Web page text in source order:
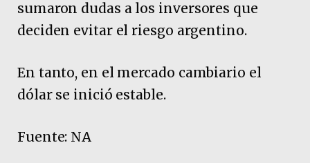
sumaron dudas a los inversores que
deciden evitar el riesgo argentino.
En tanto, en el mercado cambiario el
dólar se inició estable.
Fuente: NA